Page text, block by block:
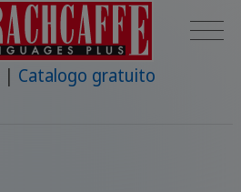
Catalogo gratuito